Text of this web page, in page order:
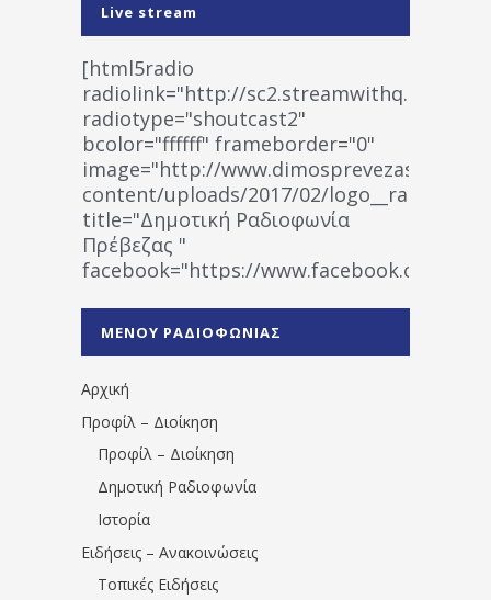
Live stream
[html5radio
radiolink="http://
radiotype="shoutcast2"
bcolor="ffffff" frameborder="0"
image="http://www.dimosprevezas.gr/wp-
content/uploads/2017/02/
title="Δημοτική Ραδιοφωνία
Πρέβεζας "
facebook="https://www.facebook.com/
1531194763766854/" artist="" ]
ΜΕΝΟΥ ΡΑΔΙΟΦΩΝΙΑΣ
Αρχική
Προφίλ – Διοίκηση
Προφίλ – Διοίκηση
Δημοτική Ραδιοφωνία
Ιστορία
Ειδήσεις – Ανακοινώσεις
Τοπικές Ειδήσεις